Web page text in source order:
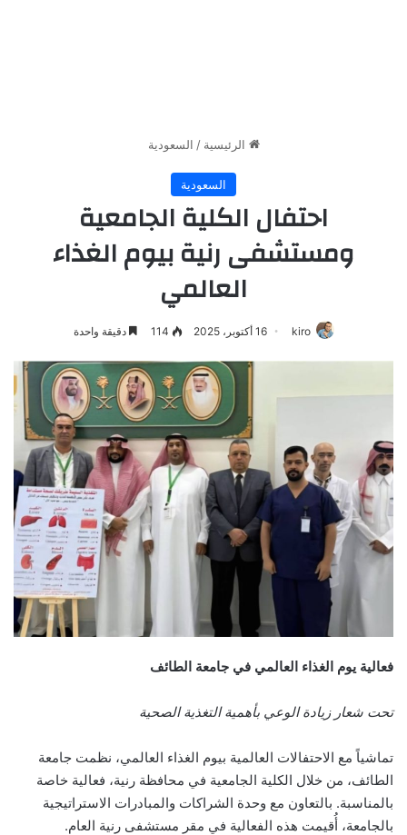
الرئيسية / السعودية
السعودية
احتفال الكلية الجامعية
ومستشفى رنية بيوم الغذاء
العالمي
kiro 16 أكتوبر، 2025 114 دقيقة واحدة
فعالية يوم الغذاء العالمي في جامعة الطائف
تحت شعار زيادة الوعي بأهمية التغذية الصحية
تماشياً مع الاحتفالات العالمية بيوم الغذاء العالمي، نظمت جامعة
الطائف، من خلال الكلية الجامعية في محافظة رنية، فعالية خاصة
بالمناسبة. بالتعاون مع وحدة الشراكات والمبادرات الاستراتيجية
بالجامعة، أُقيمت هذه الفعالية في مقر مستشفى رنية العام.